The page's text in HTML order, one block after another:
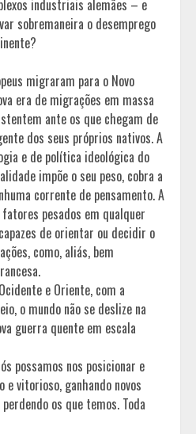
industriais alemães – e
sobremaneira o desemprego
migraram para o Novo
era de migrações em massa
ante os que chegam de
dos seus próprios nativos. A
e de política ideológica do
impõe o seu peso, cobra a
corrente de pensamento. A
pesados em qualquer
de orientar ou decidir o
como, aliás, bem
e Oriente, com a
o mundo não se deslize na
guerra quente em escala
possamos nos posicionar e
vitorioso, ganhando novos
os que temos. Toda